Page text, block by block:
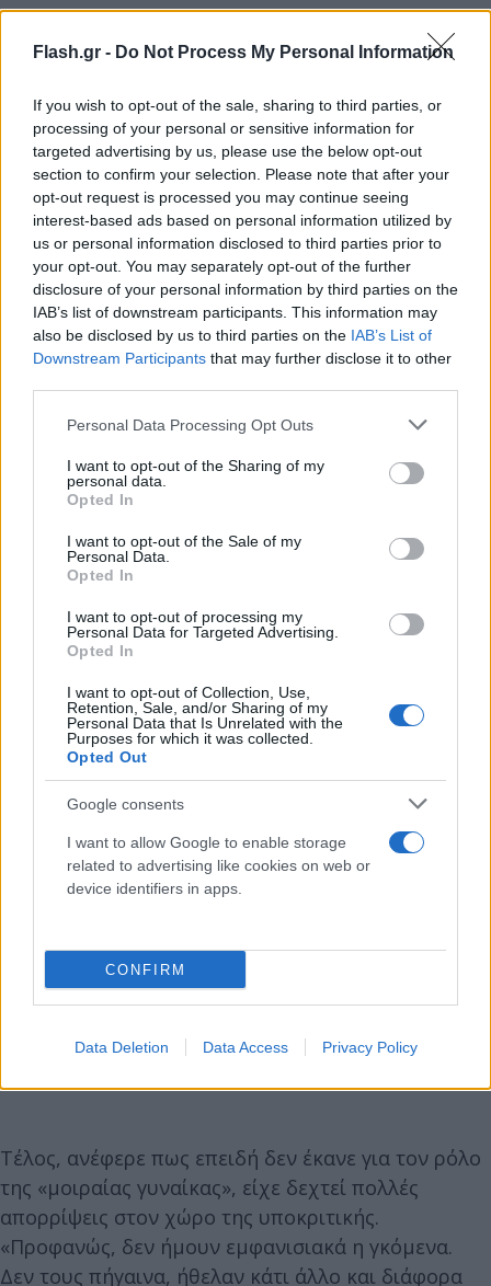
Flash.gr - Do Not Process My Personal Information
If you wish to opt-out of the sale, sharing to third parties, or
processing of your personal or sensitive information for
targeted advertising by us, please use the below opt-out
section to confirm your selection. Please note that after your
opt-out request is processed you may continue seeing
interest-based ads based on personal information utilized by
us or personal information disclosed to third parties prior to
your opt-out. You may separately opt-out of the further
disclosure of your personal information by third parties on the
IAB’s list of downstream participants. This information may
also be disclosed by us to third parties on the IAB’s List of
Downstream Participants that may further disclose it to other
Please note that this website/app uses one or more Google
not limited to your visit or usage behaviour. You may click to
grant or deny consent to Google and its third-party tags to
use your data for below specified purposes in below Google
consent section.
Personal Data Processing Opt Outs
I want to opt-out of the Sharing of my
personal data.
Opted In
I want to opt-out of the Sale of my
Personal Data.
Opted In
I want to opt-out of processing my
Personal Data for Targeted Advertising.
Opted In
I want to opt-out of Collection, Use,
Retention, Sale, and/or Sharing of my
Personal Data that Is Unrelated with the
Purposes for which it was collected.
Opted Out
Google consents
I want to allow Google to enable storage
related to advertising like cookies on web or
device identifiers in apps.
CONFIRM
Data Deletion Data Access Privacy Policy
Όπως είπε, ο ρόλος αυτός της άρεσε, γιατί
μπορούσε να προσφέρει στους τηλεθεατές το γέλιο
που ήθελε. «Αυτό που με ικανοποίησε ήταν ότι
επιτέλους μπορούσα να δίνω στον κόσμο αυτό που
είχα από τη φύση μου, το γέλιο και το δάκρυ σαν
ηθοποιός. Αυτό ήταν μεγάλη ικανοποίηση και
κάπου πήρα και την εκδίκησή μου, γιατί με είχαν
Τέλος, ανέφερε πως επειδή δεν έκανε για τον ρόλο
της «μοιραίας γυναίκας», είχε δεχτεί πολλές
απορρίψεις στον χώρο της υποκριτικής.
«Προφανώς, δεν ήμουν εμφανισιακά η γκόμενα.
Δεν τους πήγαινα, ήθελαν κάτι άλλο και διάφορα